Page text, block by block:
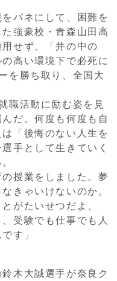
バネにして、困難を
強豪校・青森山田高
せず、「井の中の
高い環境下で必死に
を勝ち取り、全国大
職活動に励む姿を見
だ。何度も何度も自
「後悔のない人生を
手として生きていく
授業をしました。夢
きゃいけないのか。
がたいせつだよ、
受験でも仕事でも人
す」
木大誠選手が奈良ク